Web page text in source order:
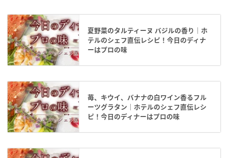
夏野菜のタルティーヌ バジルの香り｜ホ
テルのシェフ直伝レシピ！今日のディナ
ーはプロの味
苺、キウイ、バナナの白ワイン香るフル
ーツグラタン｜ホテルのシェフ直伝レシ
ピ！今日のディナーはプロの味